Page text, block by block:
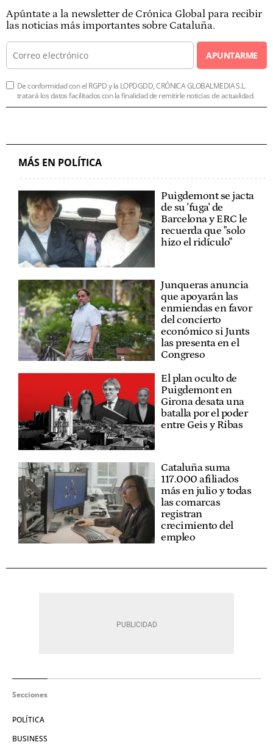
Apúntate a la newsletter de Crónica Global para recibir
las noticias más importantes sobre Cataluña.
APUNTARME
De conformidad con el RGPD y la LOPDGDD, CRÓNICA GLOBALMEDIA S.L.
tratará los datos facilitados con la finalidad de remitirle noticias de actualidad.
MÁS EN POLÍTICA
Puigdemont se jacta
de su 'fuga' de
Barcelona y ERC le
recuerda que "solo
hizo el ridículo"
Junqueras anuncia
que apoyarán las
enmiendas en favor
del concierto
económico si Junts
las presenta en el
Congreso
El plan oculto de
Puigdemont en
Girona desata una
batalla por el poder
entre Geis y Ribas
Cataluña suma
117.000 afiliados
más en julio y todas
las comarcas
registran
crecimiento del
empleo
Secciones
POLÍTICA
BUSINESS